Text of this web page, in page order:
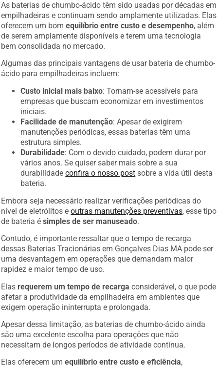
As baterias de chumbo-ácido têm sido usadas por décadas em
empilhadeiras e continuam sendo amplamente utilizadas. Elas
oferecem um bomequilíbrio entre custo e desempenho, além
de serem amplamente disponíveis e terem uma tecnologia
bem consolidada no mercado.
Algumas das principais vantagens de usar bateria de chumbo-
ácido para empilhadeiras incluem:
Custo inicial mais baixo: Tornam-se acessíveis para
empresas que buscam economizar em investimentos
iniciais.
Facilidade de manutenção: Apesar de exigirem
manutenções periódicas, essas baterias têm uma
estrutura simples.
Durabilidade: Com o devido cuidado, podem durar por
vários anos. Se quiser saber mais sobre a sua
durabilidadeconfira o nosso post sobre a vida útil desta
bateria.
Embora seja necessário realizar verificações periódicas do
nível de eletrólitos eoutras manutenções preventivas, esse tipo
de bateria ésimples de ser manuseado.
Contudo, é importante ressaltar que o tempo de recarga
dessas Baterias Tracionárias em Gonçalves Dias MA pode ser
uma desvantagem em operações que demandam maior
rapidez e maior tempo de uso.
Elas requerem um tempo de recarga considerável, o que pode
afetar a produtividade da empilhadeira em ambientes que
exigem operação ininterrupta e prolongada.
Apesar dessa limitação, as baterias de chumbo-ácido ainda
são uma excelente escolha para operações que não
necessitam de longos períodos de atividade contínua.
Elas oferecem umequilíbrio entre custo e eficiência,